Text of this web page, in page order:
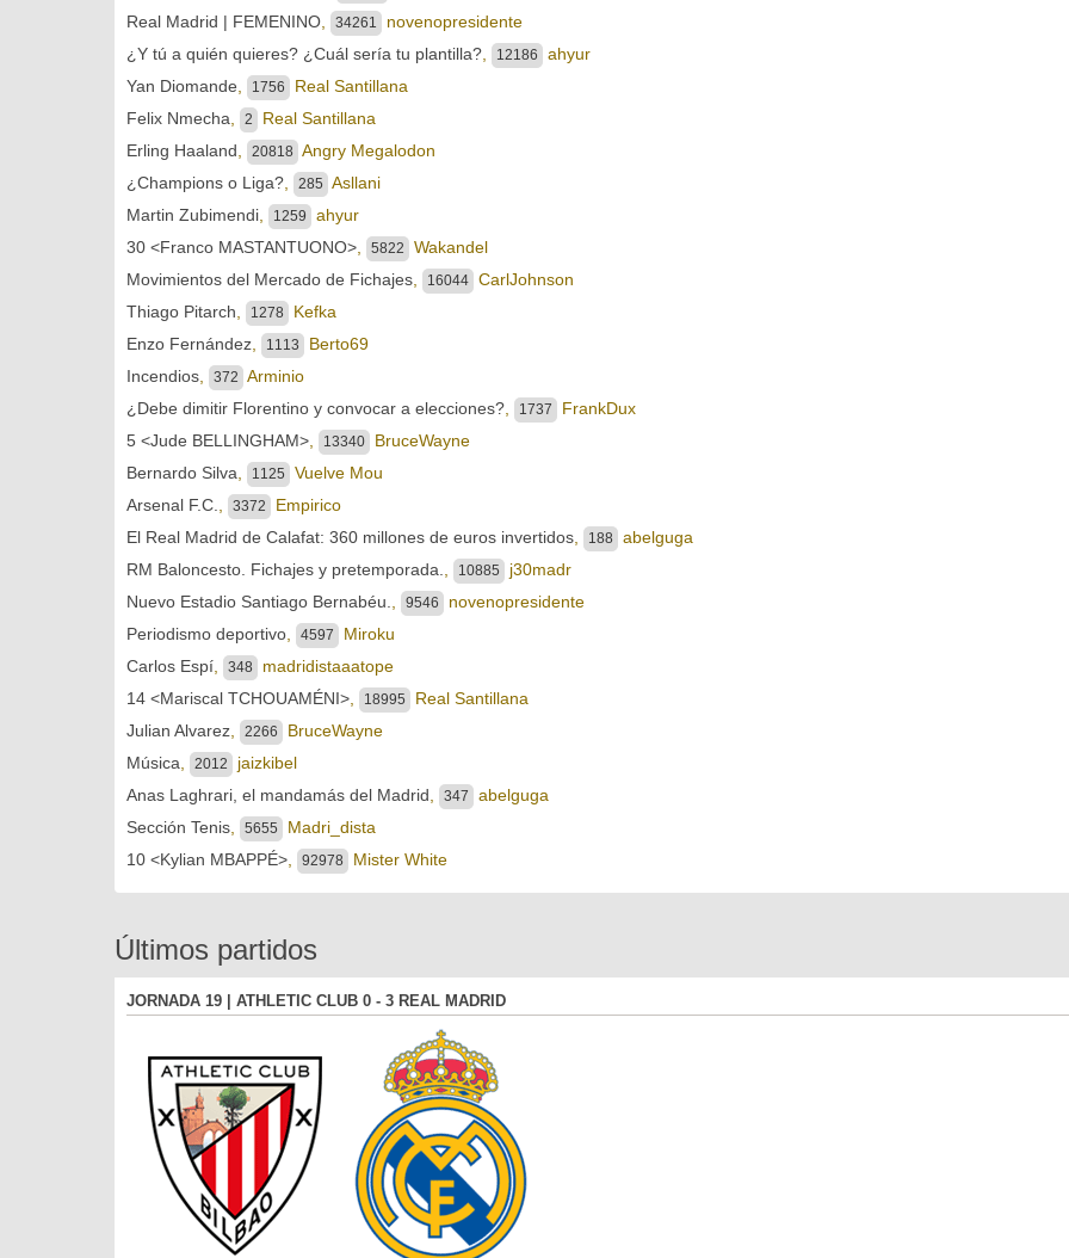
Real Madrid | FEMENINO
34261
novenopresidente
¿Y tú a quién quieres? ¿Cuál sería tu plantilla?
12186
ahyur
Yan Diomande
1756
Real Santillana
Felix Nmecha
2
Real Santillana
Erling Haaland
20818
Angry Megalodon
¿Champions o Liga?
285
Asllani
Martin Zubimendi
1259
ahyur
30 <Franco MASTANTUONO>
5822
Wakandel
Movimientos del Mercado de Fichajes
16044
CarlJohnson
Thiago Pitarch
1278
Kefka
Enzo Fernández
1113
Berto69
Incendios
372
Arminio
¿Debe dimitir Florentino y convocar a elecciones?
1737
FrankDux
5 <Jude BELLINGHAM>
13340
BruceWayne
Bernardo Silva
1125
Vuelve Mou
Arsenal F.C.
3372
Empirico
El Real Madrid de Calafat: 360 millones de euros invertidos
188
abelguga
RM Baloncesto. Fichajes y pretemporada.
10885
j30madr
Nuevo Estadio Santiago Bernabéu.
9546
novenopresidente
Periodismo deportivo
4597
Miroku
Carlos Espí
348
madridistaaatope
14 <Mariscal TCHOUAMÉNI>
18995
Real Santillana
Julian Alvarez
2266
BruceWayne
Música
2012
jaizkibel
Anas Laghrari, el mandamás del Madrid
347
abelguga
Sección Tenis
5655
Madri_dista
10 <Kylian MBAPPÉ>
92978 Mister White
Últimos partidos
JORNADA 19 | ATHLETIC CLUB 0 - 3 REAL MADRID